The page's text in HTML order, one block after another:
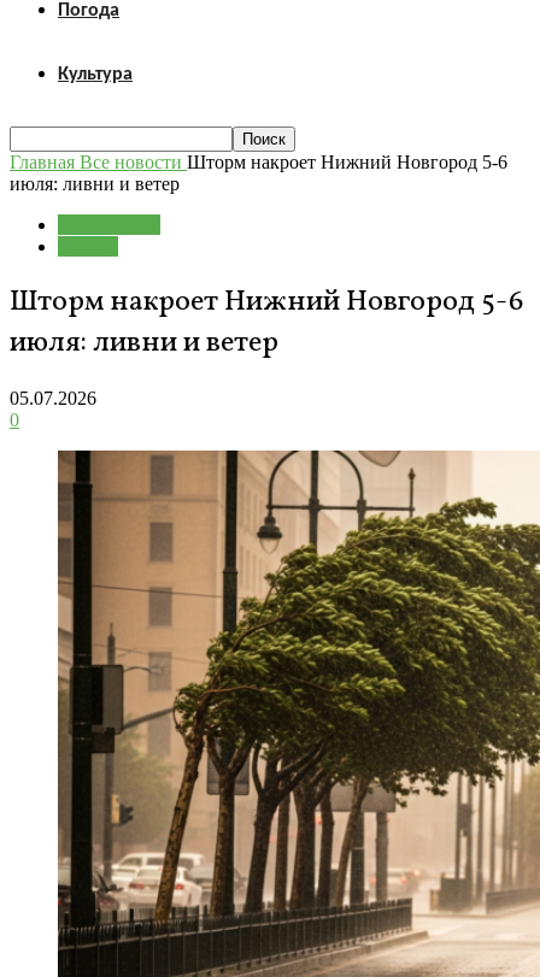
Погода
Культура
Главная Все новости Шторм накроет Нижний Новгород 5-6
июля: ливни и ветер
Шторм накроет Нижний Новгород 5-6
июля: ливни и ветер
05.07.2026
0